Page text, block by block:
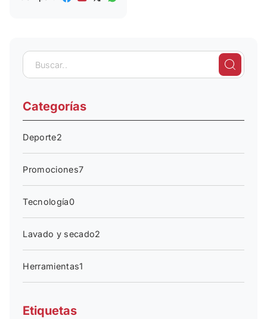
Categorías
Deporte2
Promociones7
Tecnología0
Lavado y secado2
Herramientas1
Etiquetas